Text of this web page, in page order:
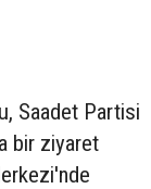
Saadet Partisi
bir ziyaret